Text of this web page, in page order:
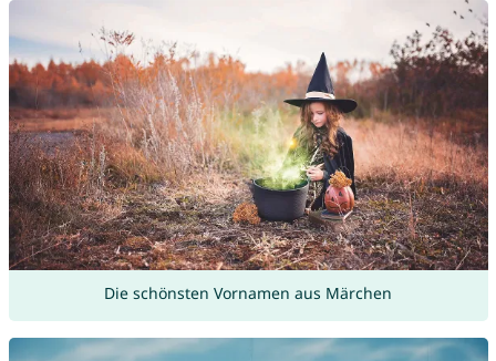
Die schönsten Vornamen aus Märchen